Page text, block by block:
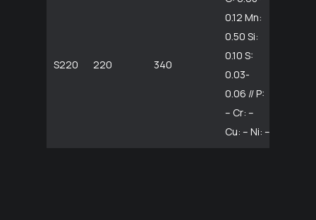
S220 220 340
0.12 Mn:
0.50 Si:
0.10 S:
0.03-
0.06 // P:
– Cr: –
Cu: – Ni: –